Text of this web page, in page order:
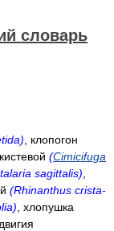
словарь
, клопогон
(Cimicifuga
sagittalis)
(Rhinanthus crista-
, хлопушка